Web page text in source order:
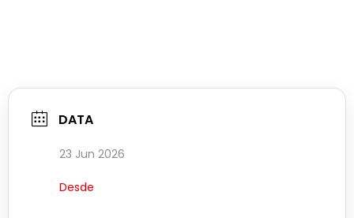
DATA
23 Jun 2026
Desde